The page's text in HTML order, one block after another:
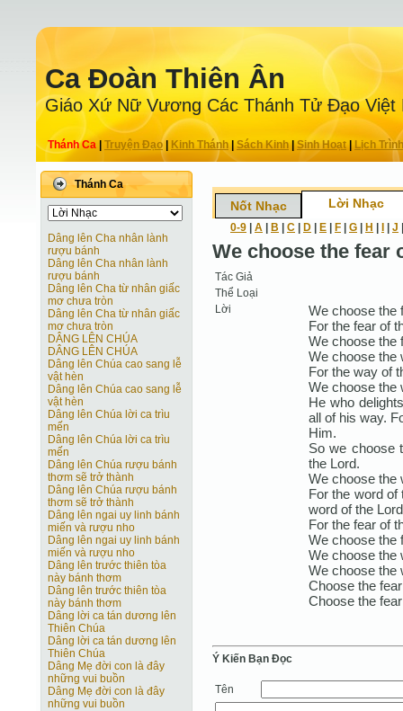
Ca Ðoàn Thiên Ân
Giáo Xứ Nữ Vương Các Thánh Tử Ðạo Việt
Thánh Ca Truyện Ðạo| Kinh Thánh Sách Kinh|Sinh Hoạt| Lịch Trình
Thánh Ca
Dâng lên Cha nhân lành
rượu bánh
Dâng lên Cha nhân lành
rượu bánh
Dâng lên Cha từ nhân giấc
mơ chưa tròn
Dâng lên Cha từ nhân giấc
mơ chưa tròn
DÂNG LÊN CHÚA
DÂNG LÊN CHÚA
Dâng lên Chúa cao sang lễ
vật hèn
Dâng lên Chúa cao sang lễ
vật hèn
Dâng lên Chúa lời ca trìu
mến
Dâng lên Chúa lời ca trìu
mến
Dâng lên Chúa rượu bánh
thơm sẽ trở thành
Dâng lên Chúa rượu bánh
thơm sẽ trở thành
Dâng lên ngai uy linh bánh
miến và rượu nho
Dâng lên ngai uy linh bánh
miến và rượu nho
Dâng lên trước thiên tòa
này bánh thơm
Dâng lên trước thiên tòa
này bánh thơm
Dâng lời ca tán dương lên
Thiên Chúa
Dâng lời ca tán dương lên
Thiên Chúa
Dâng Mẹ đời con là đây
những vui buồn
Dâng Mẹ đời con là đây
những vui buồn
Nốt Nhạc Lời Nhạc
0-9 A B C D E F G H J
We choose the fear
Tác Giả
Thể Loại
Lời
We choose the
For the fear of
We choose the
We choose the
For the way of
We choose the
He who
all of his way.
Him.
So we choose
the Lord.
We choose the
For the word of
word of the
For the fear of
We choose the
We choose the
We choose the
Choose the
Choose the
Ý Kiến Bạn Ðọc
Tên